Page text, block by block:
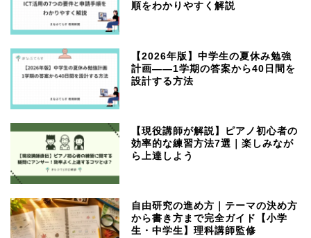
順をわかりやすく解説
【2026年版】中学生の夏休み勉強
計画——1学期の答案から40日間を
設計する方法
【現役講師が解説】ピアノ初心者の
効率的な練習方法7選｜楽しみなが
ら上達しよう
自由研究の進め方｜テーマの決め方
から書き方まで完全ガイド【小学
生・中学生】理科講師監修